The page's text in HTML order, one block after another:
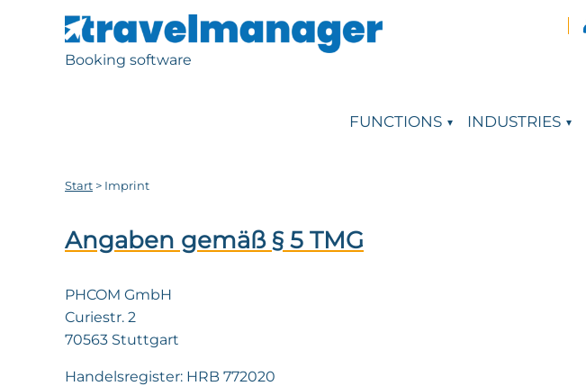
Booking software
FUNCTIONS INDUSTRIES
Start > Imprint
Angaben gemäß § 5 TMG
PHCOM GmbH
Curiestr. 2
70563 Stuttgart
Handelsregister: HRB 772020